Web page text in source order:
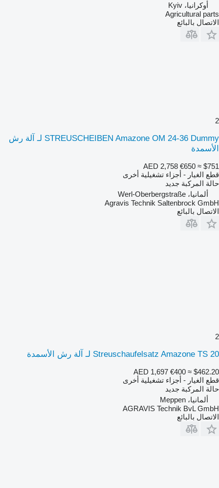
أوكرانيا، Kyiv
Agricultural parts
الاتصال بالبائع
2
STREUSCHEIBEN Amazone OM 24-36 Dummy لـ آلة رش
الأسمدة
AED 2,758 €650 ≈ $751
قطع الغيار - أجزاء تشغيلية أخرى
حالة المركبة جديد
ألمانيا، Werl-Oberbergstraße
Agravis Technik Saltenbrock GmbH
الاتصال بالبائع
2
Streuschaufelsatz Amazone TS 20 لـ آلة رش الأسمدة
AED 1,697 €400 ≈ $462.20
قطع الغيار - أجزاء تشغيلية أخرى
حالة المركبة جديد
ألمانيا، Meppen
AGRAVIS Technik BvL GmbH
الاتصال بالبائع